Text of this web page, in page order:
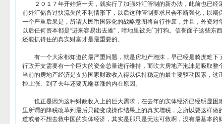
２０１７年开始第一天，就实行了加强外汇管制的新办法，此前也已经
前外汇储备过快流失的不利情形下，以后这种管制要求只会不断强化，以期
一个严重后果是，所谓人民币国际化的战略意图将自行作废，并且，外资对
以后任何资本都是“进来容易出去难”，暗地里被关门打狗。信誉面子这些东
还能抓得住的真实财富才是最重要的。
有一个大家都知道的最严重问题，就是房地产泡沫，早已经是骑虎难下
行政开支需要有一个巨大的资金总量进行维持，而吹大房地产泡沫是吸取整
当前的房地产经济是支持国家财政收入得以保持稳定的最主要驱动因素，这
控上涨、到了去年还要无端暴涨的内在原因。
也正是因为这种财政收入上的巨大需求，在去年的实体经济已经明显困
里所谓的降税改革到最后只能变成操作结果上的真实增税，之所以要这样做
道或者不想去救中国的实体经济，其实是那只是无法可救啊，没有最基本的